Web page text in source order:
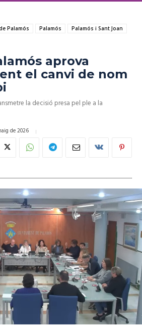
Palamós Palamós
Palamós i Sant Joan
aprova
el canvi de nom
la decisió presa pel ple a la
de 2026